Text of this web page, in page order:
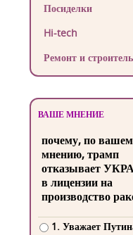
Посиделки
Hi-tech
Ремонт и
ВАШЕ МНЕНИЕ
почему, по
мнению, трамп
отказывает
в лицензии на
производство
1. Уважает